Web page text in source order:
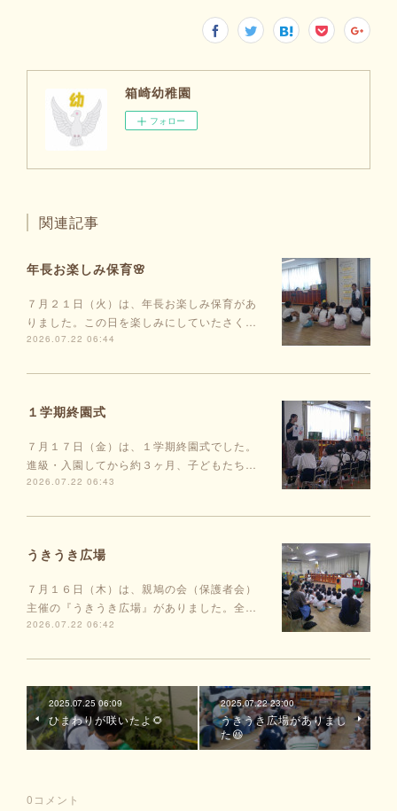
箱崎幼稚園
フォロー
関連記事
年長お楽しみ保育🌸
７月２１日（火）は、年長お楽しみ保育があ
りました。この日を楽しみにしていたさく…
2026.07.22 06:44
１学期終園式
７月１７日（金）は、１学期終園式でした。
進級・入園してから約３ヶ月、子どもたち…
2026.07.22 06:43
うきうき広場
７月１６日（木）は、親鳩の会（保護者会）
主催の『うきうき広場』がありました。全…
2026.07.22 06:42
2025.07.25 06:09
ひまわりが咲いたよ🌻
2025.07.22 23:00
うきうき広場がありまし
た😆
0 コメント